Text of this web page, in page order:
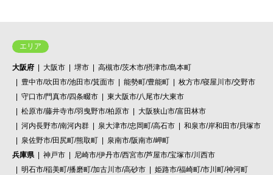
エリア
大阪府 大阪市 堺市
高槻市/茨木市/摂津市/島本町
豊中市/吹田市/池田市/箕面市
能勢町/豊能町
枚方市/寝屋川市/交野市
守口市/門真市/四条畷市
東大阪市/八尾市/大東市
松原市/藤井寺市/羽曳野市/柏原市
大阪狭山市/富田林市
河内長野市/南河内群
泉大津市/忠岡町/高石市
和泉市/岸和田市/貝塚市
泉佐野市/田尻町/熊取町
泉南市/阪南市/岬町
兵庫県
神戸市
尼崎市/伊丹市/西宮市/芦屋市/宝塚市/川西市
明石市/稲美町/播磨町/加古川市/高砂市
姫路市/福崎町/市川町/神河町